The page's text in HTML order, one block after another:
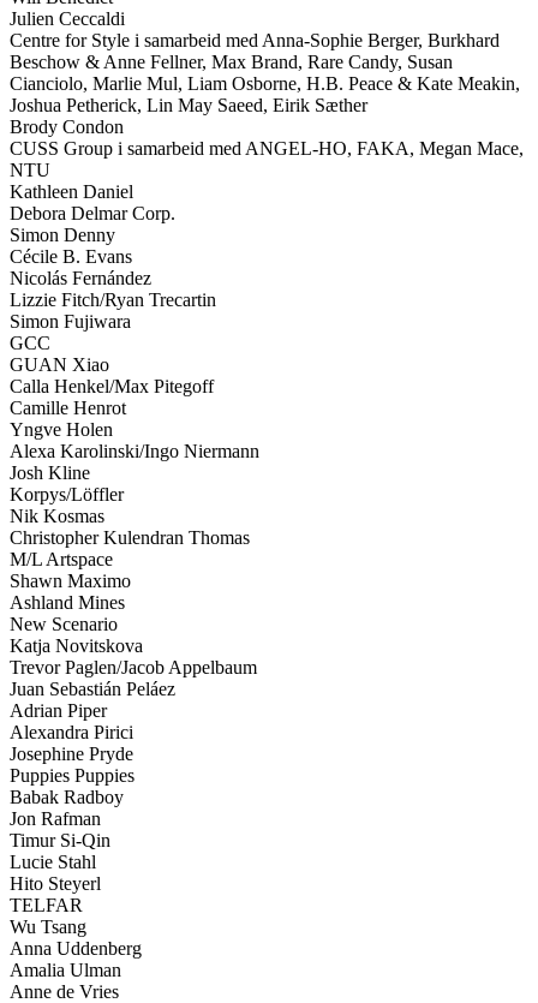
Julien Ceccaldi
Centre for Style i samarbeid med Anna-Sophie Berger, Burkhard
Beschow & Anne Fellner, Max Brand, Rare Candy, Susan
Cianciolo, Marlie Mul, Liam Osborne, H.B. Peace & Kate Meakin,
Joshua Petherick, Lin May Saeed, Eirik Sæther
Brody Condon
CUSS Group i samarbeid med ANGEL-HO, FAKA, Megan Mace,
NTU
Kathleen Daniel
Debora Delmar Corp.
Simon Denny
Cécile B. Evans
Nicolás Fernández
Lizzie Fitch/Ryan Trecartin
Simon Fujiwara
GCC
GUAN Xiao
Calla Henkel/Max Pitegoff
Camille Henrot
Yngve Holen
Alexa Karolinski/Ingo Niermann
Josh Kline
Korpys/Löffler
Nik Kosmas
Christopher Kulendran Thomas
M/L Artspace
Shawn Maximo
Ashland Mines
New Scenario
Katja Novitskova
Trevor Paglen/Jacob Appelbaum
Juan Sebastián Peláez
Adrian Piper
Alexandra Pirici
Josephine Pryde
Puppies Puppies
Babak Radboy
Jon Rafman
Timur Si-Qin
Lucie Stahl
Hito Steyerl
TELFAR
Wu Tsang
Anna Uddenberg
Amalia Ulman
Anne de Vries